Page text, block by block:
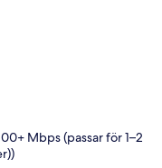
Mbps (passar för 1–2